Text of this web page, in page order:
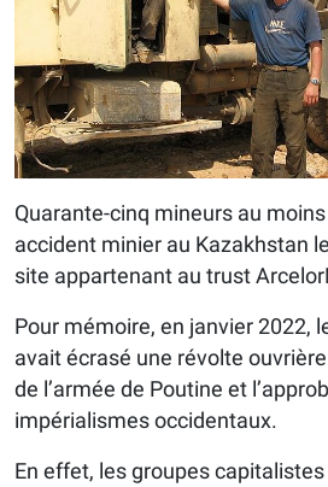
Quarante-cinq mineurs au
accident minier au Kazakhstan
site appartenant au trust
Pour mémoire, en janvier 2022,
avait écrasé une révolte
de l’armée de Poutine et
impérialismes occidentaux.
En effet, les groupes